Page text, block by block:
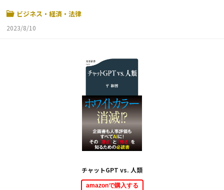
ビジネス・経済・法律
2023/8/10
チャットGPT vs. 人類
amazonで購入する